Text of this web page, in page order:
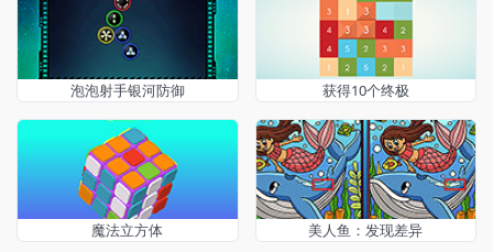
泡泡射手银河防御 获得10个终极
魔法立方体 美人鱼：发现差异